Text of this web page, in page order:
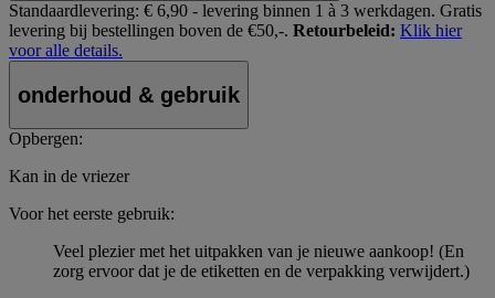
Standaardlevering: € 6,90 - levering binnen 1 à 3 werkdagen. Gratis
levering bij bestellingen boven de €50,-. Retourbeleid: Klik hier
voor alle details.
onderhoud & gebruik
Opbergen:
Kan in de vriezer
Voor het eerste gebruik:
Veel plezier met het uitpakken van je nieuwe aankoop! (En
zorg ervoor dat je de etiketten en de verpakking verwijdert.)